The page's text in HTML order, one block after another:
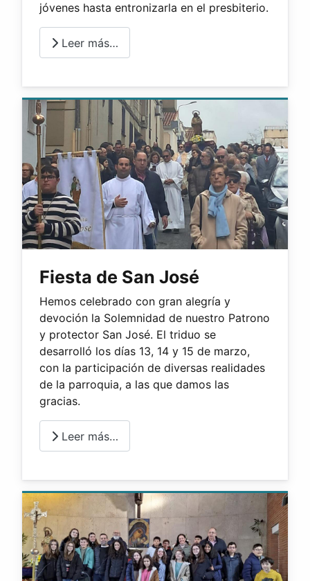
jóvenes hasta entronizarla en el presbiterio.
Leer más…
Fiesta de San José
Hemos celebrado con gran alegría y
devoción la Solemnidad de nuestro Patrono
y protector San José. El triduo se
desarrolló los días 13, 14 y 15 de marzo,
con la participación de diversas realidades
de la parroquia, a las que damos las
gracias.
Leer más…